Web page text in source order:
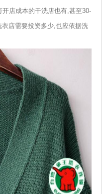
店成本的干洗店也有,甚至30-
店需要投资多少,也应依据洗